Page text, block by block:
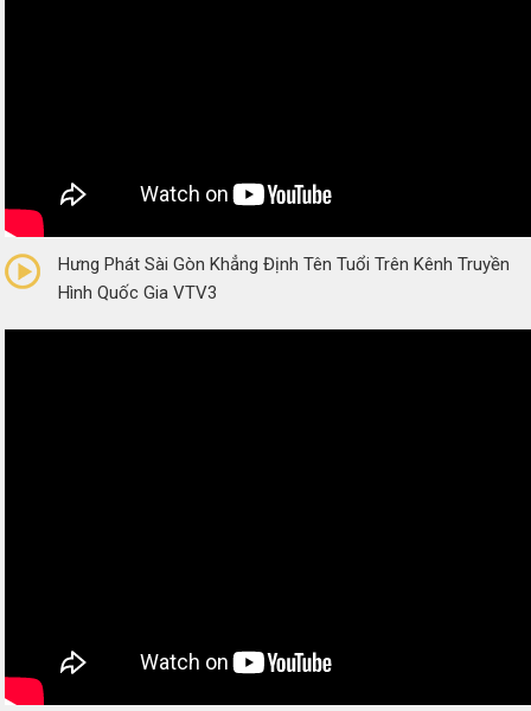
(0 Reviews)
Hưng Phát Sài Gòn Khẳng Định Tên Tuổi Trên Kênh Truyền
Hình Quốc Gia VTV3
(0 Reviews)